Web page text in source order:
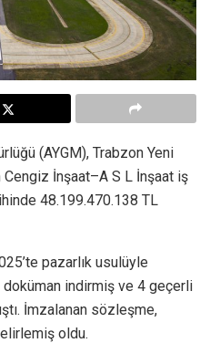
(AYGM), Trabzon Yeni
Cengiz İnşaat–A S L İnşaat iş
48.199.470.138 TL
pazarlık usulüyle
indirmiş ve 4 geçerli
İmzalanan sözleşme,
oldu.